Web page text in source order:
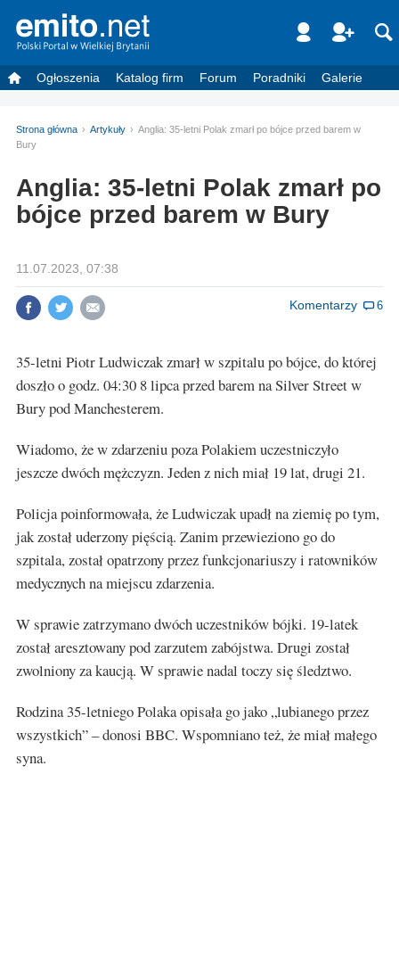
Ogłoszenia Katalog firm Forum Poradniki Galerie
Strona główna Artykuły
Anglia: 35-letni Polak zmarł po bójce przed barem w
Bury
Anglia: 35-letni Polak zmarł po
bójce przed barem w Bury
11.07.2023, 07:38
Komentarzy 6
35-letni Piotr Ludwiczak zmarł w szpitalu po bójce, do której
doszło o godz. 04:30 8 lipca przed barem na Silver Street w
Bury pod Manchesterem.
Wiadomo, że w zdarzeniu poza Polakiem uczestniczyło
jeszcze dwóch mężczyzn. Jeden z nich miał 19 lat, drugi 21.
Policja poinformowała, że Ludwiczak upadł na ziemię po tym,
jak został uderzony pięścią. Zanim przewieziono go do
szpitala, został opatrzony przez funkcjonariuszy i ratowników
medycznych na miejscu zdarzenia.
W sprawie zatrzymano dwóch uczestników bójki. 19-latek
został aresztowany pod zarzutem zabójstwa. Drugi został
zwolniony za kaucją. W sprawie nadal toczy się śledztwo.
Rodzina 35-letniego Polaka opisała go jako „lubianego przez
wszystkich” – donosi BBC. Wspomniano też, że miał małego
syna.